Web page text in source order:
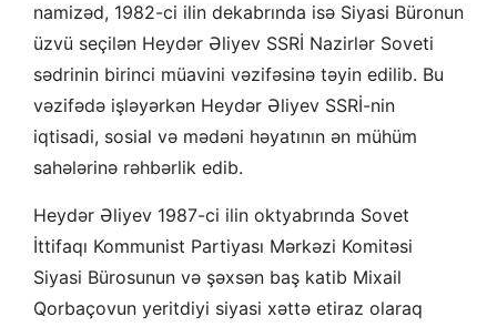
namizəd, 1982-ci ilin dekabrında isə Siyasi Büronun
üzvü seçilən Heydər Əliyev SSRİ Nazirlər Soveti
sədrinin birinci müavini vəzifəsinə təyin edilib. Bu
vəzifədə işləyərkən Heydər Əliyev SSRİ-nin
iqtisadi, sosial və mədəni həyatının ən mühüm
sahələrinə rəhbərlik edib.
Heydər Əliyev 1987-ci ilin oktyabrında Sovet
İttifaqı Kommunist Partiyası Mərkəzi Komitəsi
Siyasi Bürosunun və şəxsən baş katib Mixail
Qorbaçovun yeritdiyi siyasi xəttə etiraz olaraq